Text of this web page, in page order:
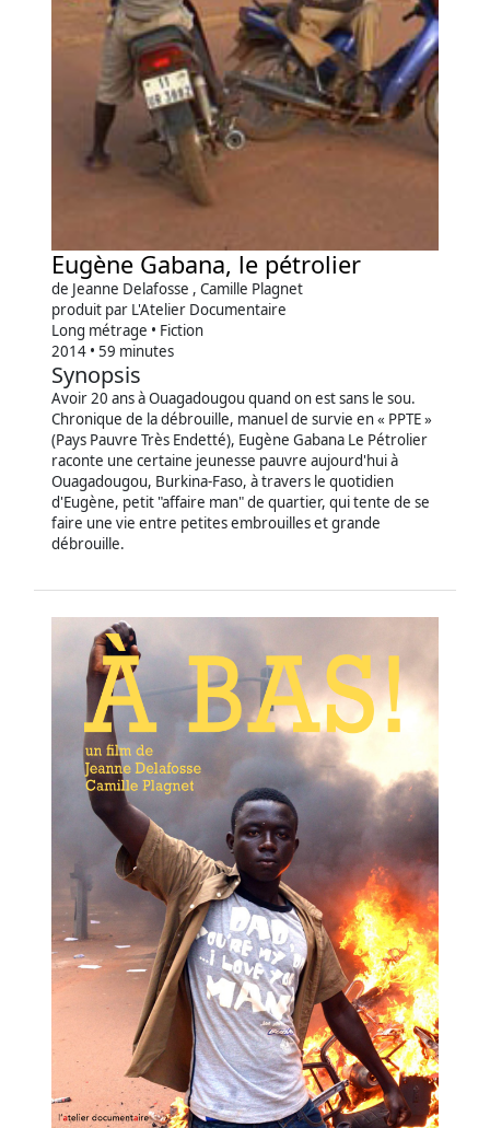
Eugène Gabana, le pétrolier
de Jeanne Delafosse , Camille Plagnet
produit par L'Atelier Documentaire
Long métrage • Fiction
2014 • 59 minutes
Synopsis
Avoir 20 ans à Ouagadougou quand on est sans le sou.
Chronique de la débrouille, manuel de survie en « PPTE »
(Pays Pauvre Très Endetté), Eugène Gabana Le Pétrolier
raconte une certaine jeunesse pauvre aujourd'hui à
Ouagadougou, Burkina-Faso, à travers le quotidien
d'Eugène, petit "affaire man" de quartier, qui tente de se
faire une vie entre petites embrouilles et grande
débrouille.